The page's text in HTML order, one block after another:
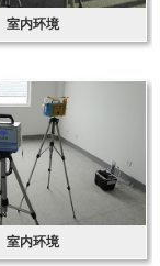
室内环境
室内环境